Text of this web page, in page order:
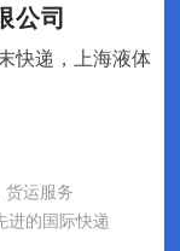
公司
快递，上海液体
货运服务
进的国际快递